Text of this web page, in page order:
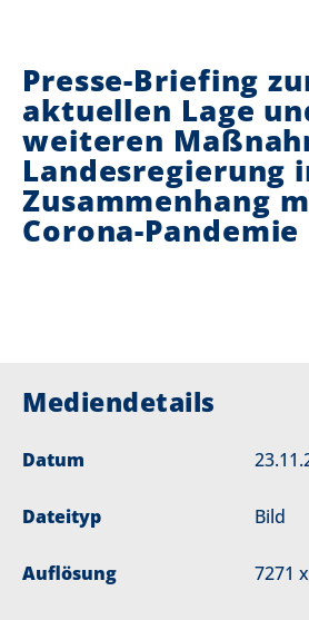
e
r
:
Presse-Briefing
aktuellen Lage
weiteren
Landesregierung
Zusammenhang
Corona-Pandemie
Mediendetails
Datum
Dateityp Bild
Auflösung 7271